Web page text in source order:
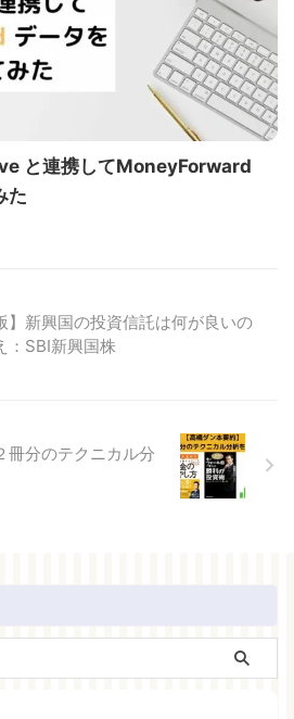
と連携してMoneyForward
た
】新興国の投資信託は何が良いの
：SBI新興国株
冊分のテクニカル分